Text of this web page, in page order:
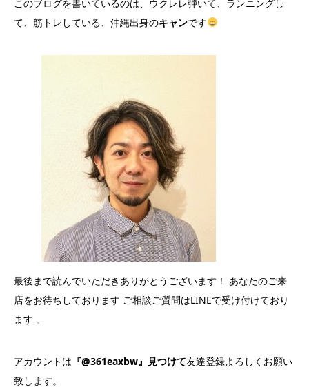
このブログを書いているのは、ウクレレ弾いて、ランニングし
て、筋トレしている、沖縄出身のキャンです
最後まで読んでいただきありがとうございます！ あなたのご来
店をお待ちしております ご相談ご質問はLINEで受け付けており
ます 。
アカウントは 『@361eaxbw』見つけて友達登録よろしくお願い
致します。